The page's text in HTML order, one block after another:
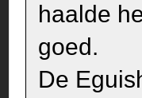
haalde
goed.
De